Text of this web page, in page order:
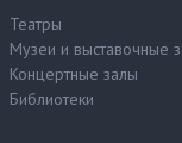
Театры
Музеи и выставочные
Концертные залы
Библиотеки